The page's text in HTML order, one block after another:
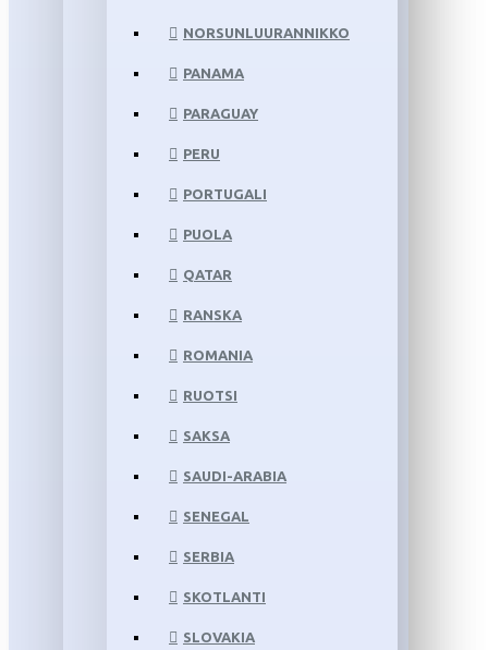
NORSUNLUURANNIKKO
PANAMA
PARAGUAY
PERU
PORTUGALI
PUOLA
QATAR
RANSKA
ROMANIA
RUOTSI
SAKSA
SAUDI-ARABIA
SENEGAL
SERBIA
SKOTLANTI
SLOVAKIA